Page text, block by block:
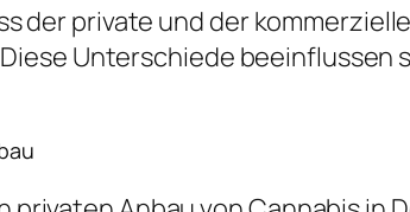
der private und der
Unterschiede beeinflussen